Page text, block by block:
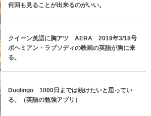
何回も見ることが出来るのがいい。
クイーン英語に胸アツ AERA 2019年3/18号
ボヘミアン・ラプソディの映画の英語が胸に来
る。
Duolingo 1000日までは続けたいと思ってい
る。（英語の勉強アプリ）